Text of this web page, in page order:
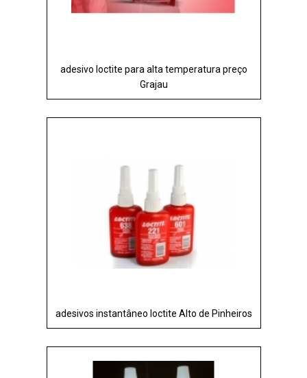
adesivo loctite para alta temperatura preço
Grajau
adesivos instantâneo loctite Alto de Pinheiros